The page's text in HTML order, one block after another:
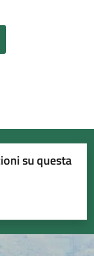
su questa